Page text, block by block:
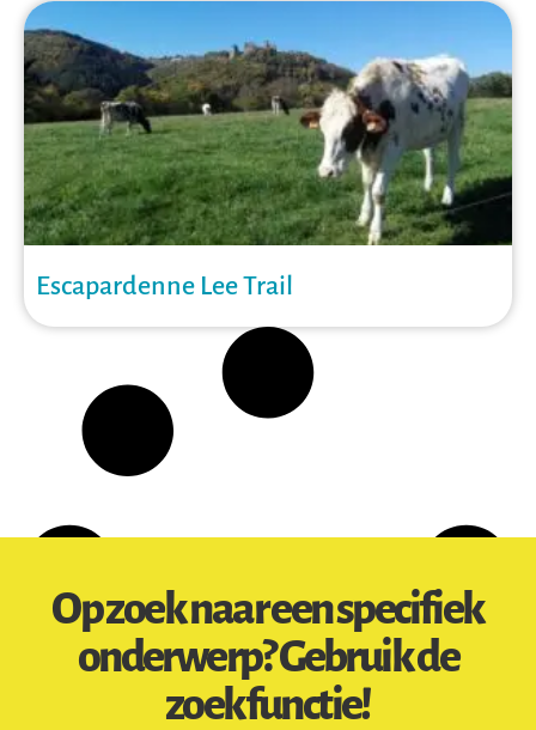
Escapardenne Lee Trail
Op zoek naar een specifiek
onderwerp? Gebruik de
zoekfunctie!